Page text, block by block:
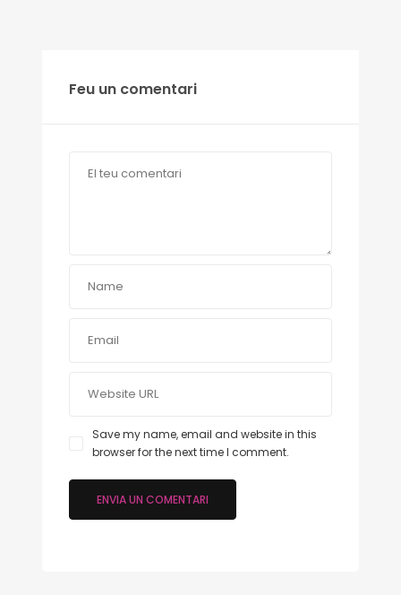
Feu un comentari
Save my name, email and website in this
browser for the next time I comment.